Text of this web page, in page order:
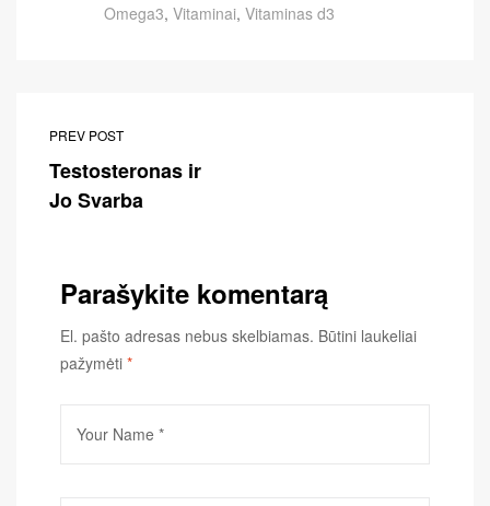
Omega3, Vitaminai, Vitaminas d3
PREV POST
Testosteronas ir
Jo Svarba
Parašykite komentarą
El. pašto adresas nebus skelbiamas. Būtini laukeliai
pažymėti *